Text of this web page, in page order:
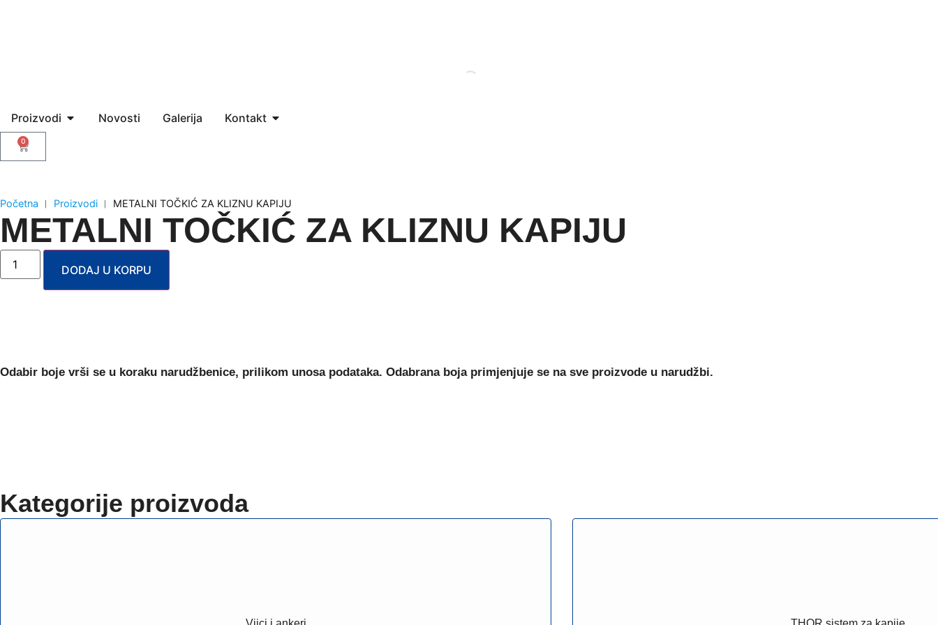
Proizvodi Novosti Galerija Kontakt
0
Početna ︱ Proizvodi ︱ METALNI TOČKIĆ ZA KLIZNU KAPIJU
METALNI TOČKIĆ ZA KLIZNU KAPIJU
DODAJ U KORPU
Odabir boje vrši se u koraku narudžbenice, prilikom unosa podataka. Odabrana boja primjenjuje se na sve proizvode u narudžbi.
Kategorije proizvoda